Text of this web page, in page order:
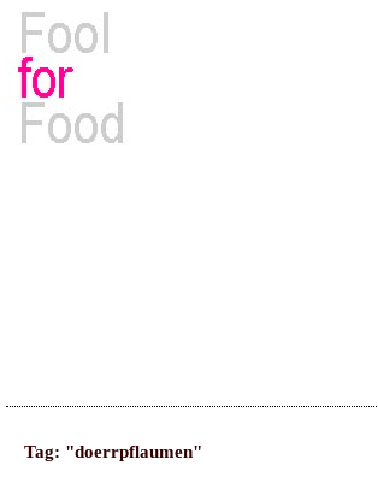
Tag: "doerrpflaumen"